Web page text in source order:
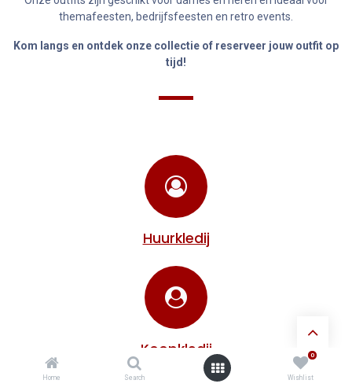
Home Search
0
Wishlist
themafeesten, bedrijfsfeesten en retro events.
Kom langs en ontdek onze collectie of reserveer jouw outfit op
tijd!
Huurkledij
Koopkledij